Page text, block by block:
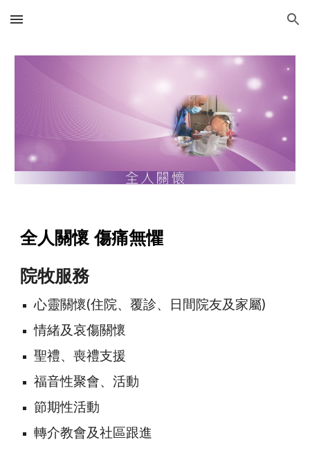
Skip to main content Skip to navigation
全人關懷 傷痛無懼
院牧服務
心靈關懷(住院、覆診、日間院友及家屬)
情緒及哀傷關懷
聖禮、喪禮支援
福音性聚會、活動
節期性活動
轉介教會及社區跟進